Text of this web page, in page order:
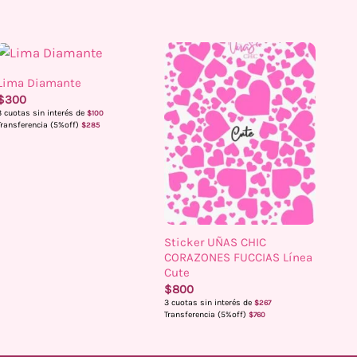
Diamante
300
cuotas sin interés de $100
(5%off) $285
Sticker UÑAS CHIC
CORAZONES FUCCIAS Línea
Cute
$800
3 cuotas sin interés de $267
Transferencia (5%off) $760